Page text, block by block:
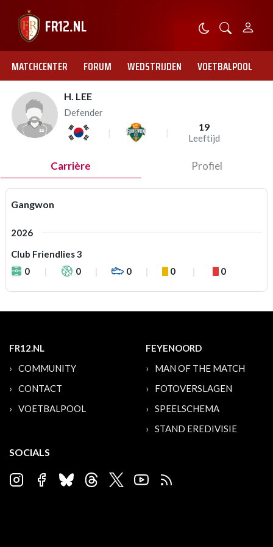
MATCHCENTER FORUM WEDSTRIJDEN VOETBALPOOL
H. LEE
Defender
19
Leeftijd
Carrière Profiel
Gangwon
2026
Club Friendlies 3
0
0 0 0 0
FR12.NL
COMMUNITY
CONTACT
VOETBALPOOL
FEYENOORD
MAN OF THE MATCH
FOTOVERSLAGEN
SPEELSCHEMA
STAND EREDIVISIE
SOCIALS